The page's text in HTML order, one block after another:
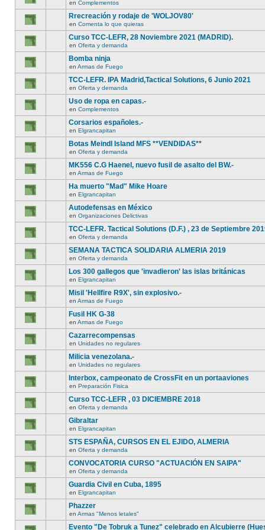
en Complementos
Rrecreación y rodaje de 'WOLJOV80'
en Comenta lo que quieras
Curso TCC-LEFR, 28 Noviembre 2021 (MADRID).
en Oferta y demanda
Bomba ninja
en Armas de Fuego
TCC-LEFR. IPA Madrid,Tactical Solutions, 6 Junio 2021
en Oferta y demanda
Uso de ropa en capas.-
en Complementos
Corsarios españoles.-
en Elgrancapitan
Botas Meindl Island MFS **VENDIDAS**
en Oferta y demanda
MK556 C.G Haenel, nuevo fusil de asalto del BW.-
en Armas de Fuego
Ha muerto "Mad" Mike Hoare
en Elgrancapitan
Autodefensas en México
en Organizaciones Delictivas
TCC-LEFR. Tactical Solutions (D.F.) , 23 de Septiembre
en Oferta y demanda
SEMANA TACTICA SOLIDARIA ALMERIA 2019
en Oferta y demanda
Los 300 gallegos que 'invadieron' las islas británicas
en Elgrancapitan
Misil 'Hellfire R9X', sin explosivo.-
en Armas de Fuego
Fusil HK G-38
en Armas de Fuego
Cazarrecompensas
en Unidades no regulares
Milicia venezolana.-
en Unidades no regulares
Interbox, campeonato de CrossFit en un portaaviones
en Preparación Fisica
Curso TCC-LEFR , 03 DICIEMBRE 2018
en Oferta y demanda
Gibraltar
en Elgrancapitan
STS ESPAÑA, CURSOS EN EL EJIDO, ALMERIA
en Oferta y demanda
CONVOCATORIA CURSO "ACTUACIÓN EN SAIPA"
en Oferta y demanda
Guardia Civil en Cuba, 1895
en Elgrancapitan
Phazzer
en Armas "Menos letales"
Evento "De Tobruk a Tunez" celebrado en Alcubierre